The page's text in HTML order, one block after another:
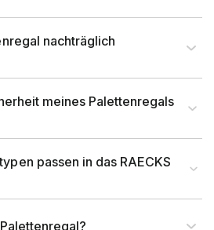
nachträglich
meines Palettenregals
passen in das RAECKS